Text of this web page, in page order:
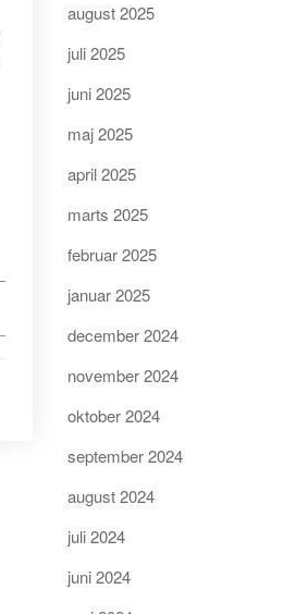
august 2025
juli 2025
juni 2025
maj 2025
april 2025
marts 2025
februar 2025
januar 2025
december 2024
november 2024
oktober 2024
september 2024
august 2024
juli 2024
juni 2024